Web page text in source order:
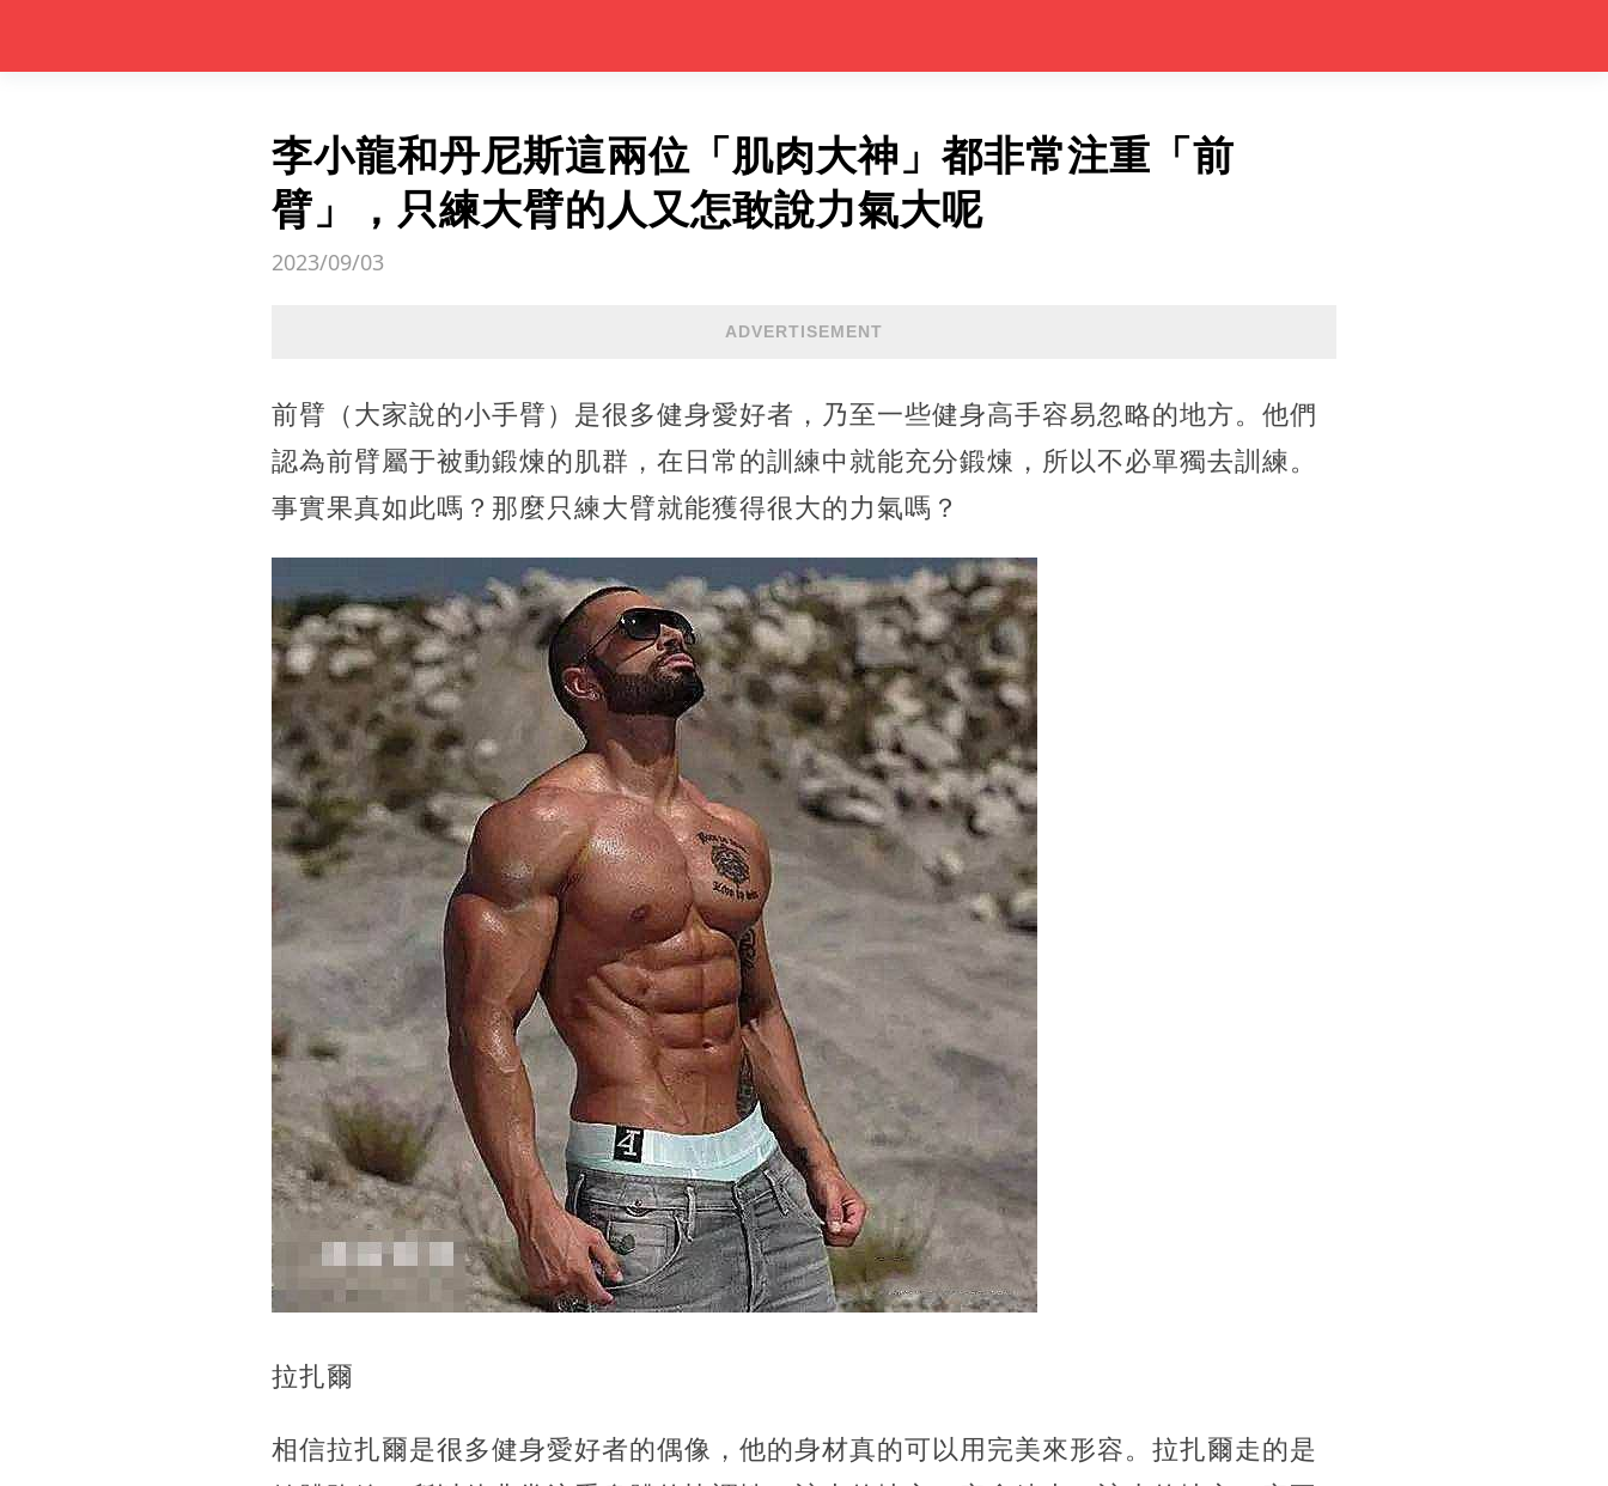
李小龍和丹尼斯這兩位「肌肉大神」都非常注重「前
臂」，只練大臂的人又怎敢說力氣大呢
2023/09/03
ADVERTISEMENT
前臂（大家說的小手臂）是很多健身愛好者，乃至一些健身高手容易忽略的地方。他們
認為前臂屬于被動鍛煉的肌群，在日常的訓練中就能充分鍛煉，所以不必單獨去訓練。
事實果真如此嗎？那麼只練大臂就能獲得很大的力氣嗎？
拉扎爾
相信拉扎爾是很多健身愛好者的偶像，他的身材真的可以用完美來形容。拉扎爾走的是